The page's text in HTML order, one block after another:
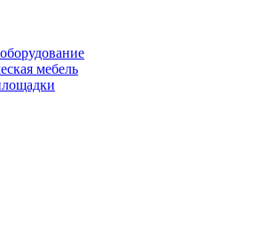
мебель